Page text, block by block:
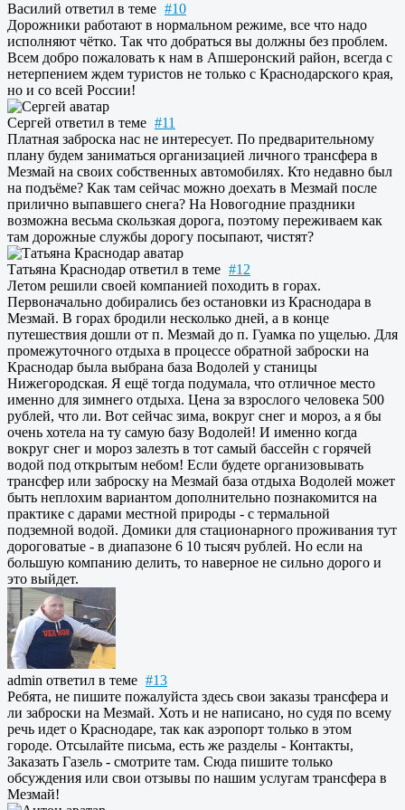
Василий ответил в теме #10
Дорожники работают в нормальном режиме, все что надо
исполняют чётко. Так что добраться вы должны без проблем.
Всем добро пожаловать к нам в Апшеронский район, всегда с
нетерпением ждем туристов не только с Краснодарского края,
но и со всей России!
Сергей ответил в теме #11
Платная заброска нас не интересует. По предварительному
плану будем заниматься организацией личного трансфера в
Мезмай на своих собственных автомобилях. Кто недавно был
на подъёме? Как там сейчас можно доехать в Мезмай после
прилично выпавшего снега? На Новогодние праздники
возможна весьма скользкая дорога, поэтому переживаем как
там дорожные службы дорогу посыпают, чистят?
Татьяна Краснодар ответил в теме #12
Летом решили своей компанией походить в горах.
Первоначально добирались без остановки из Краснодара в
Мезмай. В горах бродили несколько дней, а в конце
путешествия дошли от п. Мезмай до п. Гуамка по ущелью. Для
промежуточного отдыха в процессе обратной заброски на
Краснодар была выбрана база Водолей у станицы
Нижегородская. Я ещё тогда подумала, что отличное место
именно для зимнего отдыха. Цена за взрослого человека 500
рублей, что ли. Вот сейчас зима, вокруг снег и мороз, а я бы
очень хотела на ту самую базу Водолей! И именно когда
вокруг снег и мороз залезть в тот самый бассейн с горячей
водой под открытым небом! Если будете организовывать
трансфер или заброску на Мезмай база отдыха Водолей может
быть неплохим вариантом дополнительно познакомится на
практике с дарами местной природы - с термальной
подземной водой. Домики для стационарного проживания тут
дороговатые - в диапазоне 6 10 тысяч рублей. Но если на
большую компанию делить, то наверное не сильно дорого и
это выйдет.
admin ответил в теме #13
Ребята, не пишите пожалуйста здесь свои заказы трансфера и
ли заброски на Мезмай. Хоть и не написано, но судя по всему
речь идет о Краснодаре, так как аэропорт только в этом
городе. Отсылайте письма, есть же разделы - Контакты,
Заказать Газель - смотрите там. Сюда пишите только
обсуждения или свои отзывы по нашим услугам трансфера в
Мезмай!